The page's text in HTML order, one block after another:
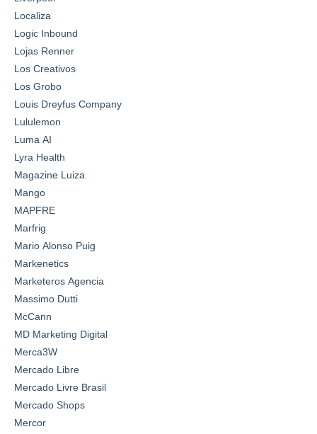
Localiza
Logic Inbound
Lojas Renner
Los Creativos
Los Grobo
Louis Dreyfus Company
Lululemon
Luma AI
Lyra Health
Magazine Luiza
Mango
MAPFRE
Marfrig
Mario Alonso Puig
Markenetics
Marketeros Agencia
Massimo Dutti
McCann
MD Marketing Digital
Merca3W
Mercado Libre
Mercado Livre Brasil
Mercado Shops
Mercor